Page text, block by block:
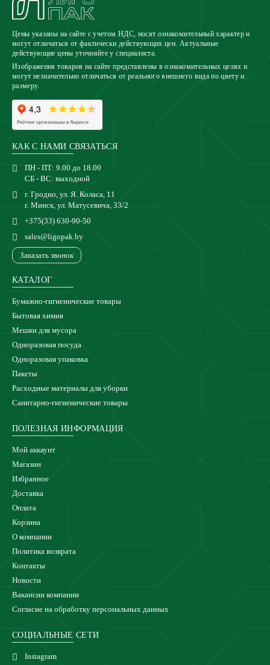
Цены указаны на сайте с учетом НДС, носят ознакомительный характер и
могут отличаться от фактически действующих цен. Актуальные
действующие цены уточняйте у специалиста.
Изображения товаров на сайте представлены в ознакомительных целях и
могут незначительно отличаться от реального внешнего вида по цвету и
размеру.
КАК С НАМИ СВЯЗАТЬСЯ
ПН - ПТ: 9.00 до 18.00
СБ - ВС: выходной
г. Гродно, ул. Я. Коласа, 11
г. Минск, ул. Матусевича, 33/2
+375(33) 630-90-50
sales@ligopak.by
Заказать звонок
КАТАЛОГ
Бумажно-гигиенические товары
Бытовая химия
Мешки для мусора
Одноразовая посуда
Одноразовая упаковка
Пакеты
Расходные материалы для уборки
Санитарно-гигиенические товары
ПОЛЕЗНАЯ ИНФОРМАЦИЯ
Мой аккаунт
Магазин
Избранное
Доставка
Оплата
Корзина
О компании
Политика возврата
Контакты
Новости
Вакансии компании
Согласие на обработку персональных данных
СОЦИАЛЬНЫЕ СЕТИ
Instagram